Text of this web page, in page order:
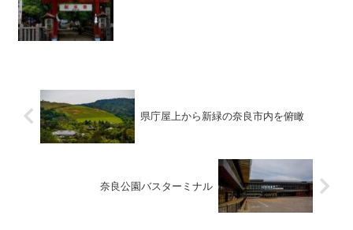
県庁屋上から新緑の奈良市内を俯瞰
奈良公園バスターミナル